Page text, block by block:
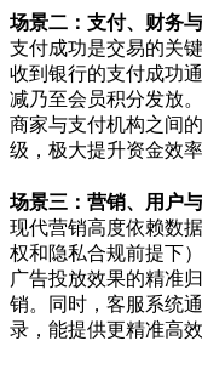
场景二：支付、财务
支付成功是交易的关
收到银行的支付成功
减乃至会员积分发放
商家与支付机构之间
级，极大提升资金效率
场景三：营销、用户
现代营销高度依赖数
权和隐私合规前提下
广告投放效果的精准
销。同时，客服系统
录，能提供更精准高